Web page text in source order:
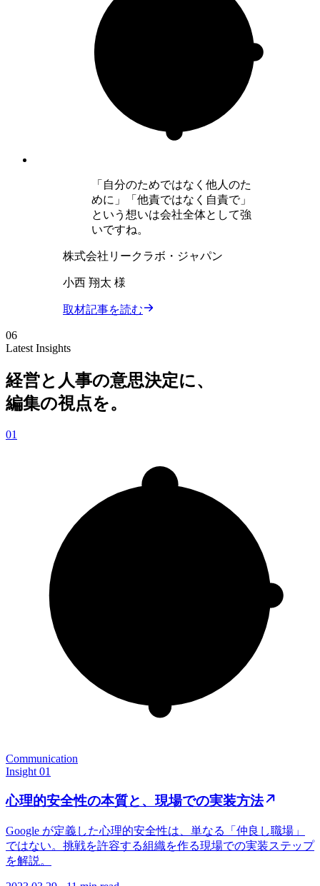
「自分のためではなく他人のた
めに」「他責ではなく自責で」
という想いは会社全体として強
いですね。
株式会社リークラボ・ジャパン
小西 翔太 様
取材記事を読む
06
Latest Insights
経営と人事の意思決定に、
編集の視点を。
01
Communication
Insight 01
心理的安全性の本質と、現場での実装方法
Google が定義した心理的安全性は、単なる「仲良し職場」
ではない。挑戦を許容する組織を作る現場での実装ステップ
を解説。